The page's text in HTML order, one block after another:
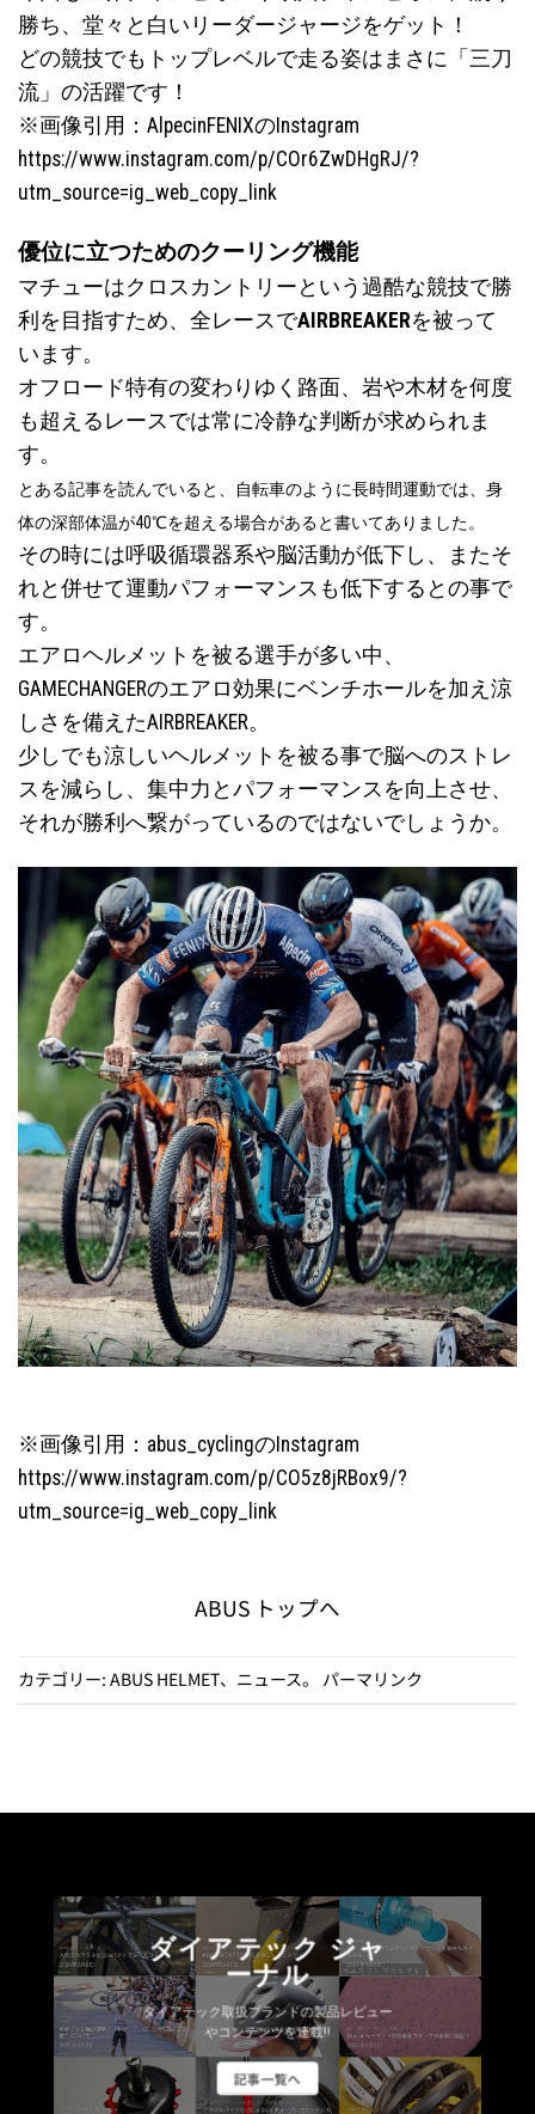
勝ち、堂々と白いリーダージャージをゲット！
どの競技でもトップレベルで走る姿はまさに「三刀
流」の活躍です！
※画像引用：AlpecinFENIXのInstagram
https://www.instagram.com/p/COr6ZwDHgRJ/?
utm_source=ig_web_copy_link
優位に立つためのクーリング機能
マチューはクロスカントリーという過酷な競技で勝
利を目指すため、全レースでAIRBREAKERを被って
います。
オフロード特有の変わりゆく路面、岩や木材を何度
も超えるレースでは常に冷静な判断が求められま
す。
とある記事を読んでいると、自転車のように長時間運動では、身
体の深部体温が40℃を超える場合があると書いてありました。
その時には呼吸循環器系や脳活動が低下し、またそ
れと併せて運動パフォーマンスも低下するとの事で
す。
エアロヘルメットを被る選手が多い中、
GAMECHANGERのエアロ効果にベンチホールを加え涼
しさを備えたAIRBREAKER。
少しでも涼しいヘルメットを被る事で脳へのストレ
スを減らし、集中力とパフォーマンスを向上させ、
それが勝利へ繋がっているのではないでしょうか。
※画像引用：abus_cyclingのInstagram
https://www.instagram.com/p/CO5z8jRBox9/?
utm_source=ig_web_copy_link
ABUS トップへ
カテゴリー: ABUS HELMET、 ニュース。 パーマリンク
ダイアテック ジャ
ーナル
ダイアテック取扱ブランドの製品レビュー
やコンテンツを連載!!
記事一覧へ